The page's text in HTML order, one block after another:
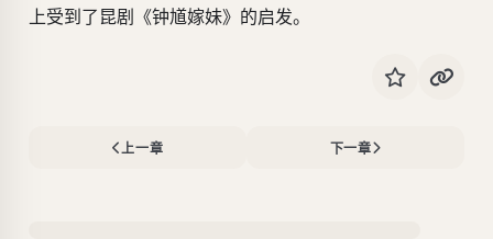
上受到了昆剧《钟馗嫁妹》的启发。
上一章 下一章